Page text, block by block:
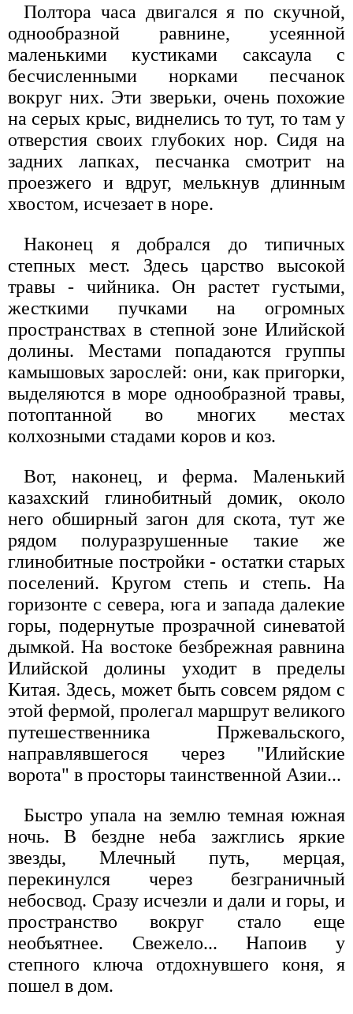
Полтора часа двигался я по скучной,
однообразной равнине, усеянной
маленькими кустиками саксаула с
бесчисленными норками песчанок
вокруг них. Эти зверьки, очень похожие
на серых крыс, виднелись то тут, то там у
отверстия своих глубоких нор. Сидя на
задних лапках, песчанка смотрит на
проезжего и вдруг, мелькнув длинным
хвостом, исчезает в норе.
Наконец я добрался до типичных
степных мест. Здесь царство высокой
травы - чийника. Он растет густыми,
жесткими пучками на огромных
пространствах в степной зоне Илийской
долины. Местами попадаются группы
камышовых зарослей: они, как пригорки,
выделяются в море однообразной травы,
потоптанной во многих местах
колхозными стадами коров и коз.
Вот, наконец, и ферма. Маленький
казахский глинобитный домик, около
него обширный загон для скота, тут же
рядом полуразрушенные такие же
глинобитные постройки - остатки старых
поселений. Кругом степь и степь. На
горизонте с севера, юга и запада далекие
горы, подернутые прозрачной синеватой
дымкой. На востоке безбрежная равнина
Илийской долины уходит в пределы
Китая. Здесь, может быть совсем рядом с
этой фермой, пролегал маршрут великого
путешественника Пржевальского,
направлявшегося через "Илийские
ворота" в просторы таинственной Азии...
Быстро упала на землю темная южная
ночь. В бездне неба зажглись яркие
звезды, Млечный путь, мерцая,
перекинулся через безграничный
небосвод. Сразу исчезли и дали и горы, и
пространство вокруг стало еще
необъятнее. Свежело... Напоив у
степного ключа отдохнувшего коня, я
пошел в дом.